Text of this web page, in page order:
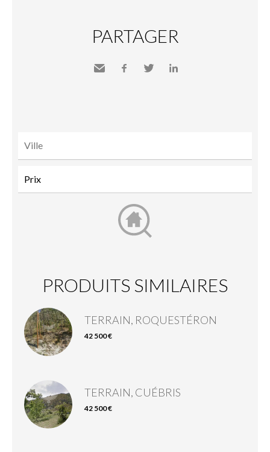
PARTAGER
PRODUITS SIMILAIRES
TERRAIN, ROQUESTÉRON
42 500 €
TERRAIN, CUÉBRIS
42 500 €